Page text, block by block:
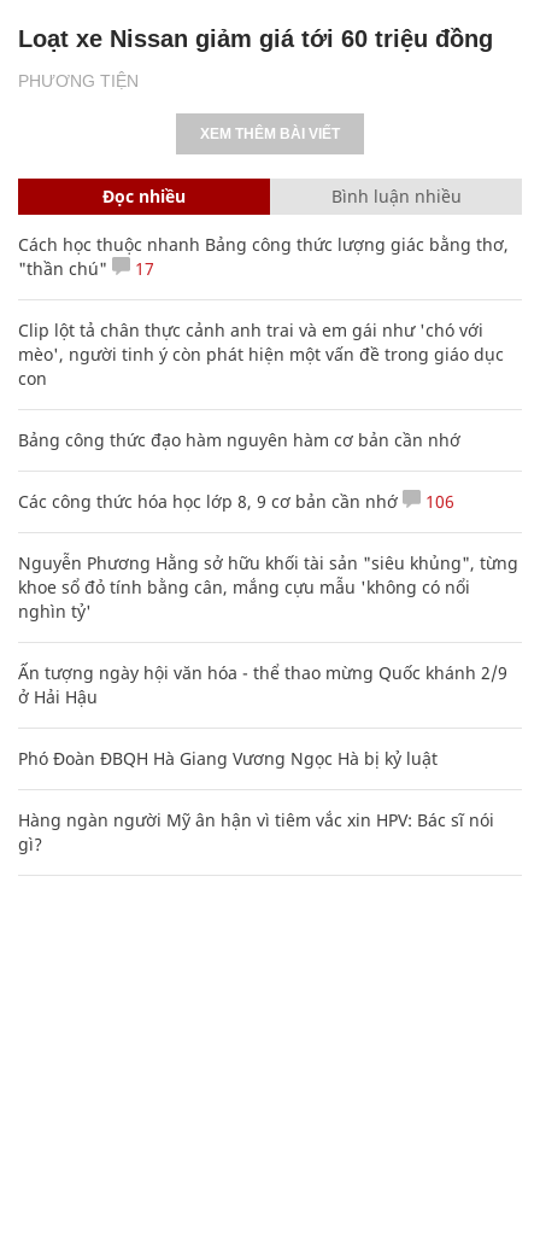
PHƯƠNG TIỆN
Loạt xe Nissan giảm giá tới 60 triệu đồng
XEM THÊM BÀI VIẾT
Đọc nhiều Bình luận nhiều
Cách học thuộc nhanh Bảng công thức lượng giác bằng thơ,
"thần chú"
17
Clip lột tả chân thực cảnh anh trai và em gái như 'chó với
mèo', người tinh ý còn phát hiện một vấn đề trong giáo dục
con
Bảng công thức đạo hàm nguyên hàm cơ bản cần nhớ
Các công thức hóa học lớp 8, 9 cơ bản cần nhớ 106
Nguyễn Phương Hằng sở hữu khối tài sản "siêu khủng", từng
khoe sổ đỏ tính bằng cân, mắng cựu mẫu 'không có nổi
nghìn tỷ'
Ấn tượng ngày hội văn hóa - thể thao mừng Quốc khánh 2/9
ở Hải Hậu
Phó Đoàn ĐBQH Hà Giang Vương Ngọc Hà bị kỷ luật
Hàng ngàn người Mỹ ân hận vì tiêm vắc xin HPV: Bác sĩ nói
gì?